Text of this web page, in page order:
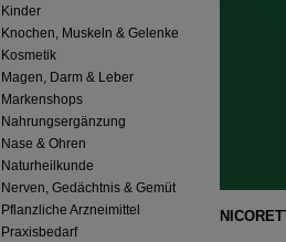
Kinder
Knochen, Muskeln & Gelenke
Kosmetik
Magen, Darm & Leber
Markenshops
Nahrungsergänzung
Nase & Ohren
Naturheilkunde
Nerven, Gedächtnis & Gemüt
Pflanzliche Arzneimittel
Praxisbedarf